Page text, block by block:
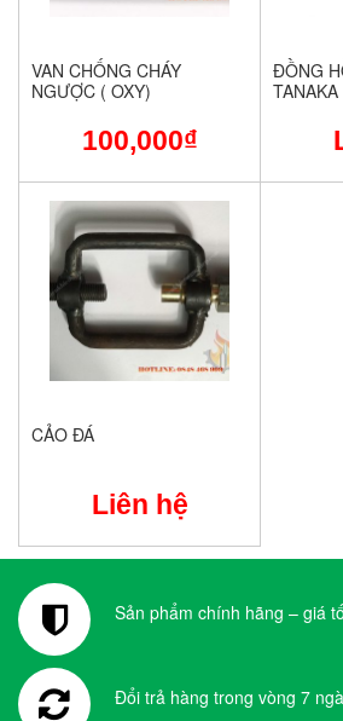
VAN CHỐNG CHÁY
NGƯỢC ( OXY)
100,000₫
ĐỒNG
TANAKA
CẢO ĐÁ
Liên hệ
Sản phẩm chính hãng – giá
Đổi trả hàng trong vòng 7